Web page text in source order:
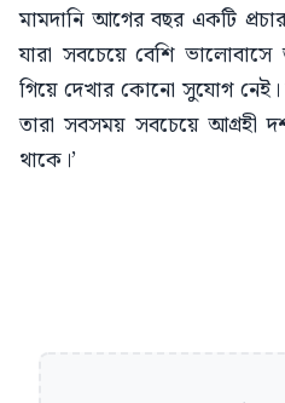
মামদানি আগের বছর একটি
যারা সবচেয়ে বেশি
গিয়ে দেখার কোনো সুযোগ
তারা সবসময় সবচেয়ে আগ্রহী
থাকে।’